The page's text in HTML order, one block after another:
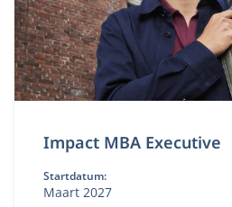
Impact MBA Executive
Startdatum:
Maart 2027